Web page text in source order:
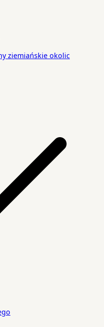
ziemiańskie okolic